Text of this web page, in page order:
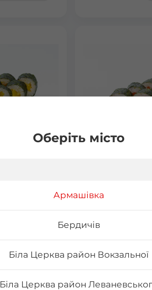
Оберіть місто
Армашівка
Бердичів
Біла Церква район Вокзальної
Біла Церква район
Хочу
філе
76₴